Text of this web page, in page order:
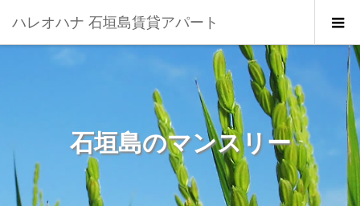
ハレオハナ 石垣島賃貸アパート
石垣島のマンスリー